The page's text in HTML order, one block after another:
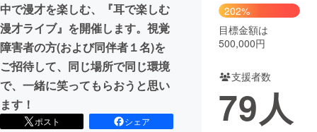
CAMPFIREふるさと納税machi-ya コミュニティ
中で漫才を楽しむ、『耳で楽しむ
漫才ライブ』を開催します。視覚
障害者の方(および同伴者１名)を
ご招待して、同じ場所で同じ環境
で、一緒に笑ってもらおうと思い
ます！
ポスト
シェア
202%
目標金額は
500,000円
支援者数
79人